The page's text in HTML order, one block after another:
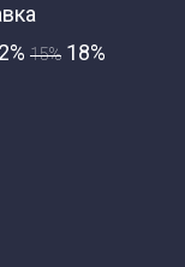
15% 18%